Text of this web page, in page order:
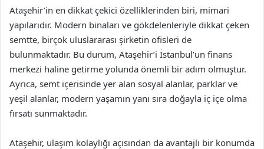
Ataşehir’in en dikkat çekici özelliklerinden biri, mimari
yapılarıdır. Modern binaları ve gökdelenleriyle dikkat çeken
semtte, birçok uluslararası şirketin ofisleri de
bulunmaktadır. Bu durum, Ataşehir’i İstanbul’un finans
merkezi haline getirme yolunda önemli bir adım olmuştur.
Ayrıca, semt içerisinde yer alan sosyal alanlar, parklar ve
yeşil alanlar, modern yaşamın yanı sıra doğayla iç içe olma
fırsatı sunmaktadır.
Ataşehir, ulaşım kolaylığı açısından da avantajlı bir konumda